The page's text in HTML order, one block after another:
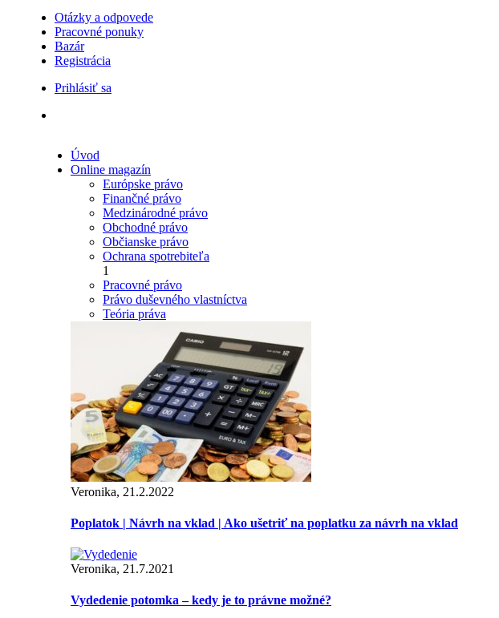
Otázky a odpovede
Pracovné ponuky
Bazár
Registrácia
Prihlásiť sa
Úvod
Online magazín
Európske právo
Finančné právo
Medzinárodné právo
Obchodné právo
Občianske právo
Ochrana spotrebiteľa
1
Pracovné právo
Právo duševného vlastníctva
Teória práva
Veronika, 21.2.2022
Poplatok | Návrh na vklad | Ako ušetriť na poplatku za návrh na vklad
Veronika, 21.7.2021
Vydedenie potomka – kedy je to právne možné?